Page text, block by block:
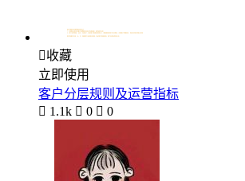
收藏
立即使用
客户分层规则及运营指标
 1.1k  0  0